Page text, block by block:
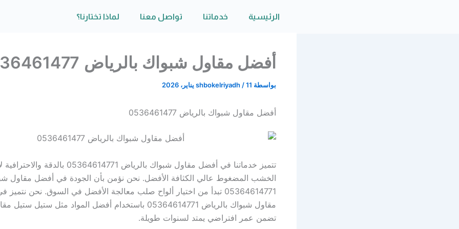
الرئيسية خدماتنا تواصل معنا لماذا تختارنا؟
أفضل مقاول شبواك بالرياض 0536461477
بواسطة shbokelriyadh /11 يناير، 2026
أفضل مقاول شبواك بالرياض 0536461477
تتميز خدماتنا في أفضل مقاول شبواك بالرياض
الخشب المضغوط عالي الكثافة الأفضل. نحن نؤمن بأن الجودة في أفضل مقاول
05364614771 تبدأ من اختيار ألواح صلب معالجة الأفضل في السوق. نحن
مقاول شبواك بالرياض 05364614771 باستخدام أفضل المواد مثل ستيل
تضمن عمر افتراضي يمتد لسنوات طويلة.